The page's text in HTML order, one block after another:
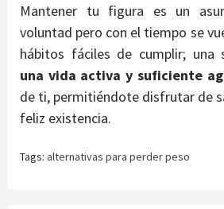
Mantener tu figura es un
voluntad pero con el tiempo se
hábitos fáciles de cumplir; una
una vida activa y suficiente
de ti, permitiéndote disfrutar de
feliz existencia.
Tags: alternativas para perder peso